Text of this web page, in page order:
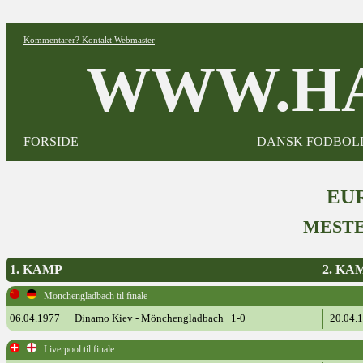
Kommentarer? Kontakt Webmaster
FORSIDE DANSK
1. KAMP 2.
Mönchengladbach til finale
06.04.1977 Dinamo Kiev - Mönchengladbach 1-0
Liverpool til finale